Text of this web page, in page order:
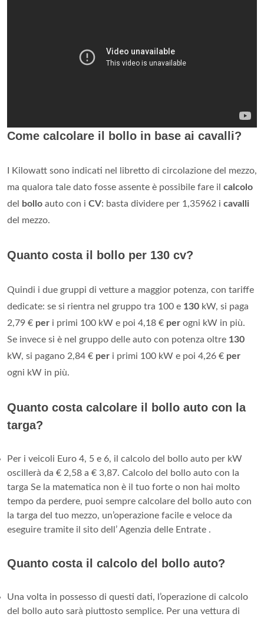
Come calcolare il bollo in base ai cavalli?
I Kilowatt sono indicati nel libretto di circolazione del mezzo,
ma qualora tale dato fosse assente è possibile fare il calcolo
del
bollo auto con i CV: basta dividere per 1,35962 i cavalli
del mezzo.
Quanto costa il bollo per 130 cv?
Quindi i due gruppi di vetture a maggior potenza, con tariffe
dedicate: se si rientra nel gruppo tra 100 e 130 kW, si paga
2,79 € per i primi 100 kW e poi 4,18 € per ogni kW in più.
Se invece si è nel gruppo delle auto con potenza oltre 130
kW, si pagano 2,84 € per i primi 100 kW e poi 4,26 € per
ogni kW in più.
Quanto costa calcolare il bollo auto con la
targa?
Per i veicoli Euro 4, 5 e 6, il calcolo del bollo auto per kW
oscillerà da € 2,58 a € 3,87. Calcolo del bollo auto con la
targa Se la matematica non è il tuo forte o non hai molto
tempo da perdere, puoi sempre calcolare del bollo auto con
la targa del tuo mezzo, un’operazione facile e veloce da
eseguire tramite il sito dell’ Agenzia delle Entrate .
Quanto costa il calcolo del bollo auto?
Una volta in possesso di questi dati, l’operazione di calcolo
del bollo auto sarà piuttosto semplice. Per una vettura di